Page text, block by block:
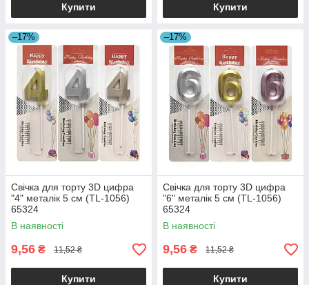
Купити Купити
–17%
Свічка для торту 3D цифра
"4" металік 5 см (TL-1056)
65324
В наявності
9,56 ₴ 11,52 ₴
Купити
–17%
Свічка для торту 3D цифра
"6" металік 5 см (TL-1056)
65324
В наявності
9,56 ₴ 11,52 ₴
Купити